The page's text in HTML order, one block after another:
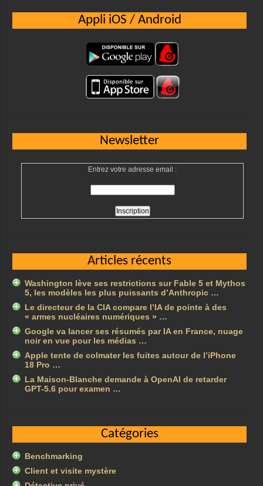
Appli iOS / Android
Newsletter
Entrez votre adresse email :
Articles récents
Washington lève ses restrictions sur Fable 5 et Mythos
5, les modèles les plus puissants d’Anthropic …
Le directeur de la CIA compare l’IA de pointe à des
« armes nucléaires numériques » …
Google va lancer ses résumés par IA en France, nuage
noir en vue pour les médias …
Apple tente de colmater les fuites autour de l’iPhone
18 Pro …
La Maison-Blanche demande à OpenAI de retarder
GPT-5.6 pour examen …
Catégories
Benchmarking
Client et visite mystère